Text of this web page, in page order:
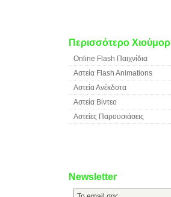
Περισσότερο Χιούμορ
Online Flash Παιχνίδια
Αστεία Flash Animations
Αστεία Ανέκδοτα
Αστεία Βίντεο
Αστείες Παρουσιάσεις
Newsletter